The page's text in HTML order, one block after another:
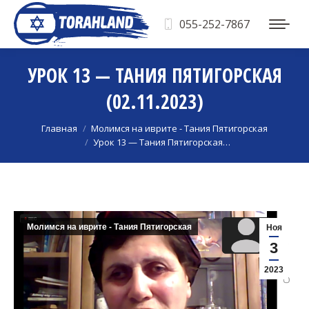
055-252-7867
УРОК 13 — ТАНИЯ ПЯТИГОРСКАЯ
(02.11.2023)
Вы здесь:
Главная
Молимся на иврите - Тания Пятигорская
Урок 13 — Тания Пятигорская…
Ноя
3
2023
Молимся на иврите - Тания Пятигорская